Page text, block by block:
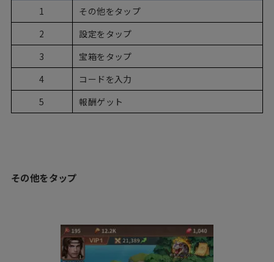
1
その他をタップ
2
設定をタップ
3
宝箱をタップ
4
コードを入力
5
報酬ゲット
その他をタップ